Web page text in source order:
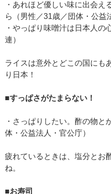
・あれほど優しい味に出会
ら（男性／31歳／団体・公益
・やっぱり味噌汁は日本人の
連）
ライスは意外とどこの国にも
り日本！
■すっぱさがたまらない！
・さっぱりしたい。酢の物と
体・公益法人・官公庁）
疲れているときは、塩分とお
ね。
■お寿司